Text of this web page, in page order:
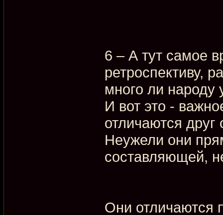
6 – А тут самое
ретроспективу,
много ли народу
И вот это -
отличаются друг
Неужели они
составляющей,
Они отличаются